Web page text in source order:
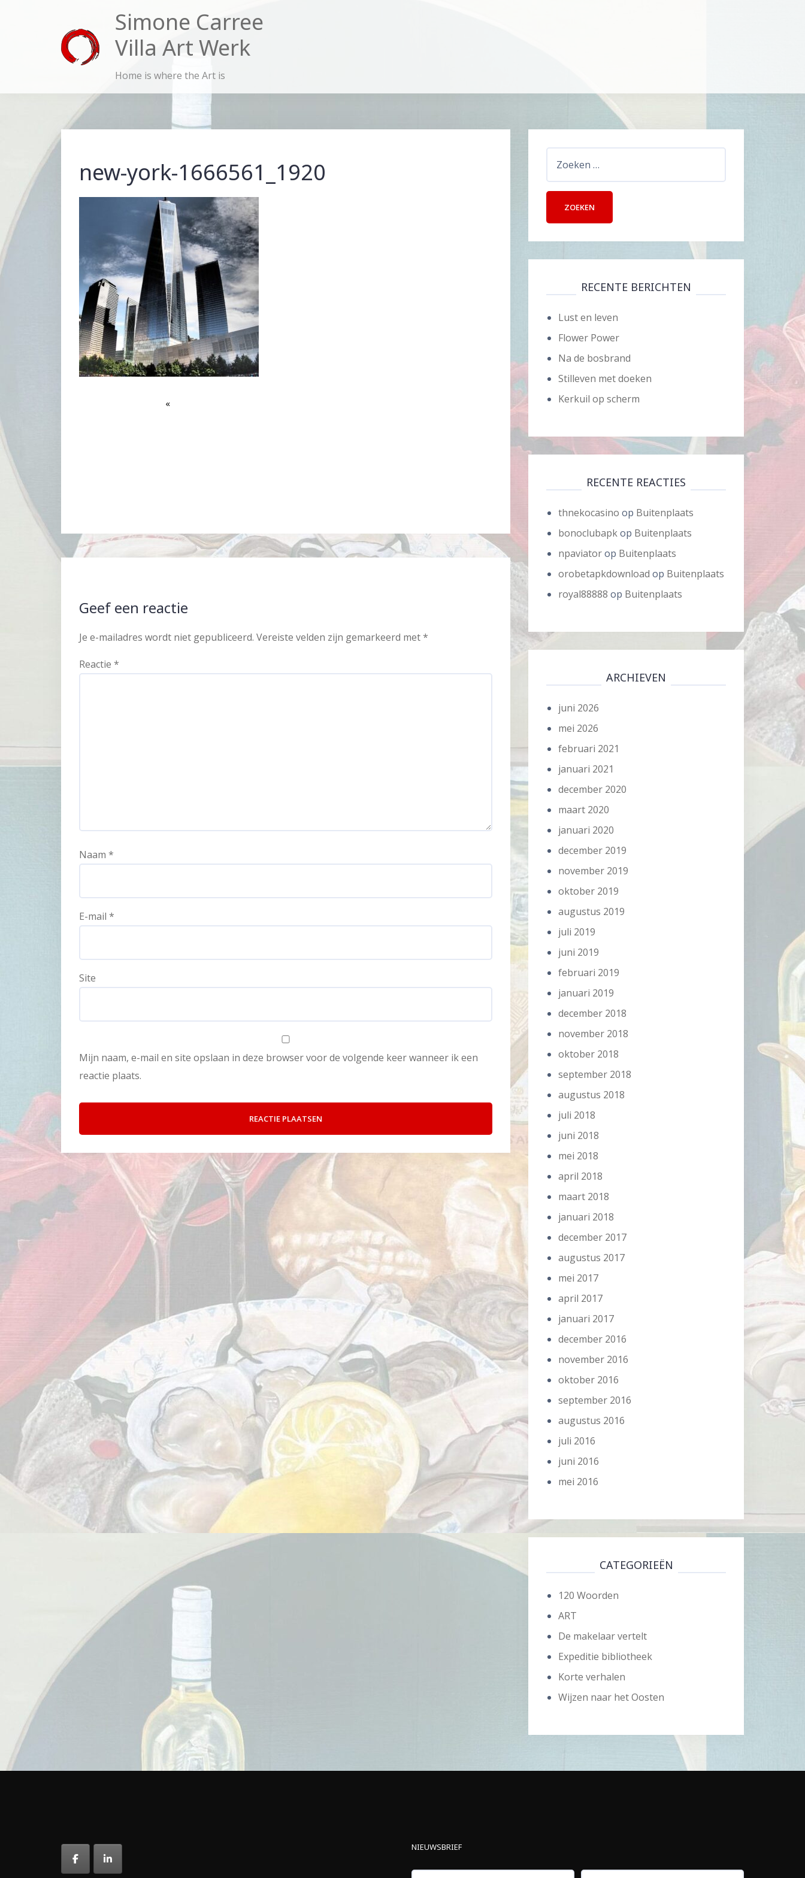
Simone Carree
Villa Art Werk
Home is where the Art is
new-york-1666561_1920
Geef een reactie
Je e-mailadres wordt niet gepubliceerd. Vereiste velden zijn gemarkeerd met*
Reactie *
Naam *
E-mail *
Site
Mijn naam, e-mail en site opslaan in deze browser voor de volgende keer wanneer ik een
reactie plaats.
RECENTE BERICHTEN
Lust en leven
Flower Power
Na de bosbrand
Stilleven met doeken
Kerkuil op scherm
RECENTE REACTIES
thnekocasino op Buitenplaats
bonoclubapkop Buitenplaats
npaviatorop Buitenplaats
orobetapkdownload op Buitenplaats
royal88888 op Buitenplaats
ARCHIEVEN
juni 2026
mei 2026
februari 2021
januari 2021
december 2020
maart 2020
januari 2020
december 2019
november 2019
oktober 2019
augustus 2019
juli 2019
juni 2019
februari 2019
januari 2019
december 2018
november 2018
oktober 2018
september 2018
augustus 2018
juli 2018
juni 2018
mei 2018
april 2018
maart 2018
januari 2018
december 2017
augustus 2017
mei 2017
april 2017
januari 2017
december 2016
november 2016
oktober 2016
september 2016
augustus 2016
juli 2016
juni 2016
mei 2016
CATEGORIEËN
120 Woorden
ART
De makelaar vertelt
Expeditie bibliotheek
Korte verhalen
Wijzen naar het Oosten
NIEUWSBRIEF